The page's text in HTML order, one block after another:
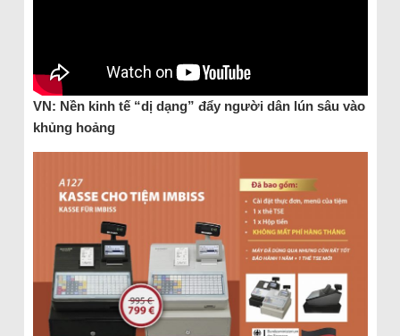
VN: Nền kinh tế “dị dạng” đẩy người dân lún sâu vào
khủng hoảng